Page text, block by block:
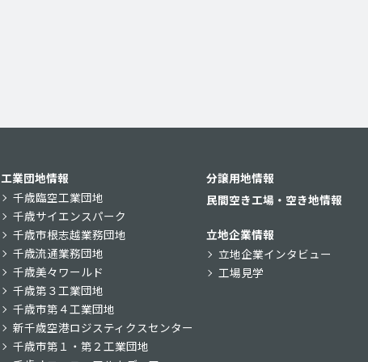
工業団地情報
千歳臨空工業団地
千歳サイエンスパーク
千歳市根志越業務団地
千歳流通業務団地
千歳美々ワールド
千歳第３工業団地
千歳市第４工業団地
新千歳空港ロジスティクスセンター
千歳市第１・第２工業団地
分譲用地情報
民間空き工場・空き地情報
立地企業情報
立地企業インタビュー
工場見学